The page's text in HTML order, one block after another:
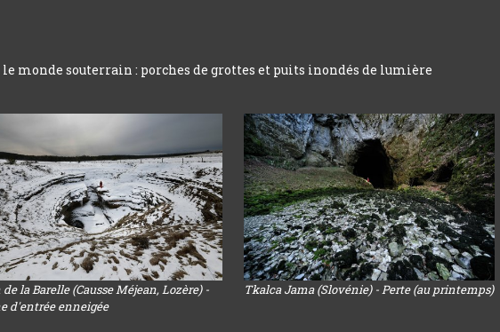
monde souterrain : porches de grottes et puits inondés de lumière
la Barelle (Causse Méjean, Lozère) -
d'entrée enneigée
Tkalca Jama (Slovénie) - Perte (au printemps)